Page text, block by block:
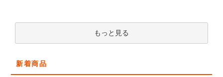
もっと見る
新着商品